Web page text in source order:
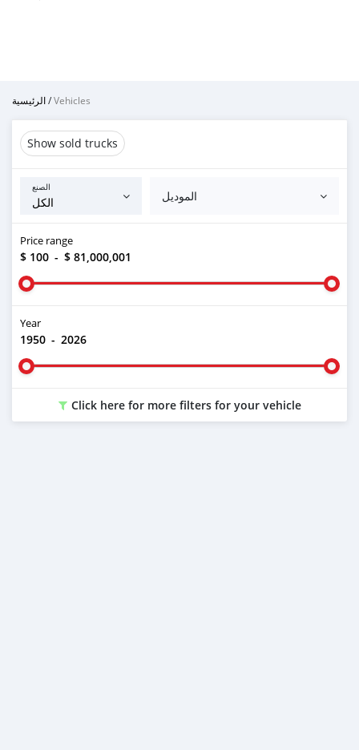
الرئيسية/Vehicles
Show sold trucks
الصنع
الموديل
Price range
$ 100 - $ 81,000,001
Year
1950 - 2026
Click here for more filters for your vehicle